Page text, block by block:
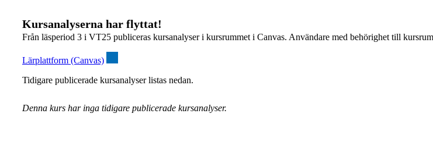
Kursanalyserna har flyttat!
Från läsperiod 3 i VT25 publiceras kursanalyser i kursrummet i Canvas. Användare med behörighet till
Lärplattform (Canvas)
Tidigare publicerade kursanalyser listas nedan.
Denna kurs har inga tidigare publicerade kursanalyser.